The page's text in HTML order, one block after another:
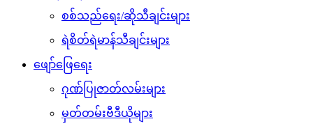
စစ်သည်ရေး/ဆိုသီချင်းများ
ရဲစိတ်ရဲမာန်သီချင်းများ
ဖျော်ဖြေရေး
ဂုဏ်ပြုဇာတ်လမ်းများ
မှတ်တမ်းဗီဒီယိုများ